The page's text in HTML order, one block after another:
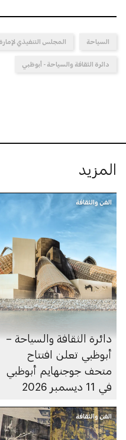
السياحة المجلس التنفيذي لإمارة
دائرة الثقافة والسياحة - أبوظبي
المزيد
الفن والثقافة
دائرة الثقافة والسياحة –
أبوظبي تعلن افتتاح
متحف جوجنهايم أبوظبي
في 11 ديسمبر 2026
الفن والثقافة